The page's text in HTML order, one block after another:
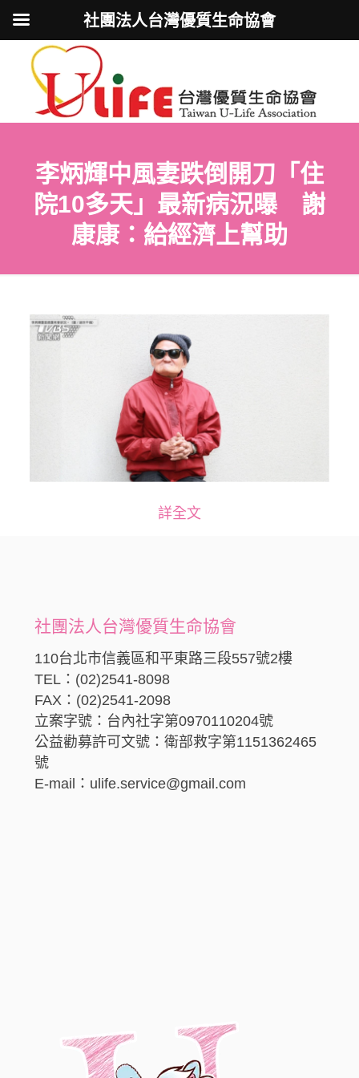
李炳輝中風妻跌倒開刀「住
院10多天」最新病況曝 謝
康康：給經濟上幫助
詳全文
社團法人台灣優質生命協會
110台北市信義區和平東路三段557號2樓
TEL：(02)2541-8098
FAX：(02)2541-2098
立案字號：台內社字第0970110204號
公益勸募許可文號：衛部救字第1151362465
號
E-mail：ulife.service@gmail.com
社團法人台灣優質生命協會